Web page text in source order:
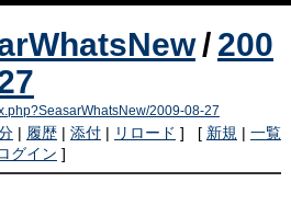
/ 200
2009-08-27
| 履歴| 添付| リロード ] [ 新規 | 一覧
グイン ]